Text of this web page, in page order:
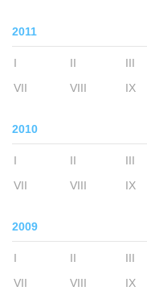
2011
I II III
VII
VIII IX
2010
I II III
VII
VIII IX
2009
I II III
VII
VIII IX